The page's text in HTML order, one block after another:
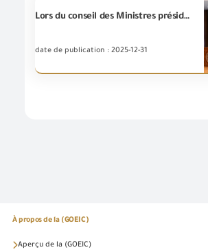
Lors du conseil des Ministres présidé par Dr/Mostafa Madbouly: Le Ministre de l'Investissement et du Commerce Extérieur déclare que les dix premiers mois de lannee 2025 enregistrent la plus forte baisse du déficit de la balance commerciale et la plus forte augmentation des exportations non pétrolières en 10 ans
date de publication : 2025-12-31
À propos de la (GOEIC)
Aperçu de la (GOEIC)